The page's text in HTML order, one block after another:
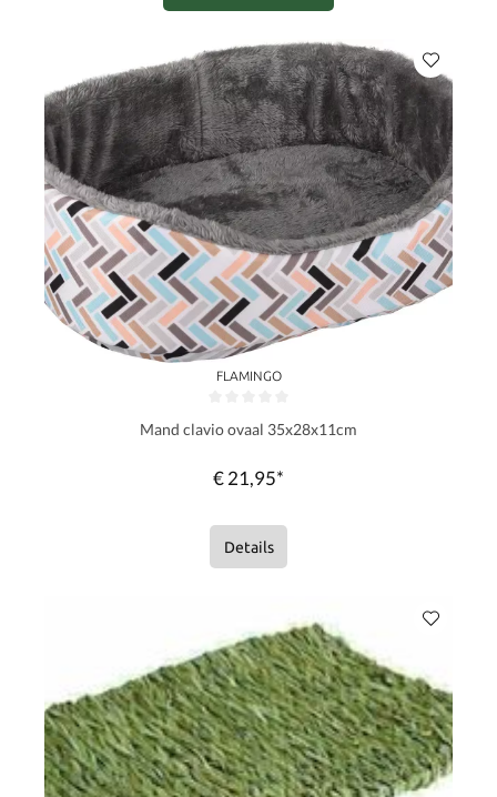
FLAMINGO
Mand clavio ovaal 35x28x11cm
€ 21,95*
Details